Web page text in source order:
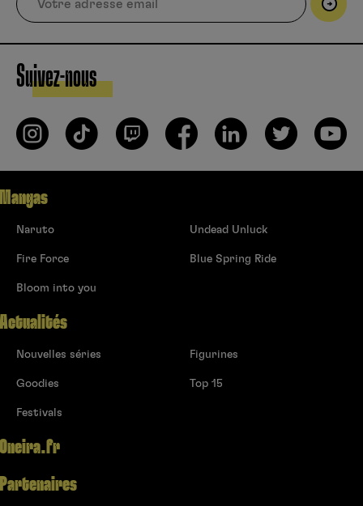
Suivez-nous
Mangas
Naruto
Fire Force
Bloom into you
Undead Unluck
Blue Spring Ride
Actualités
Nouvelles séries
Goodies
Festivals
Figurines
Top 15
Oneira.fr
Partenaires